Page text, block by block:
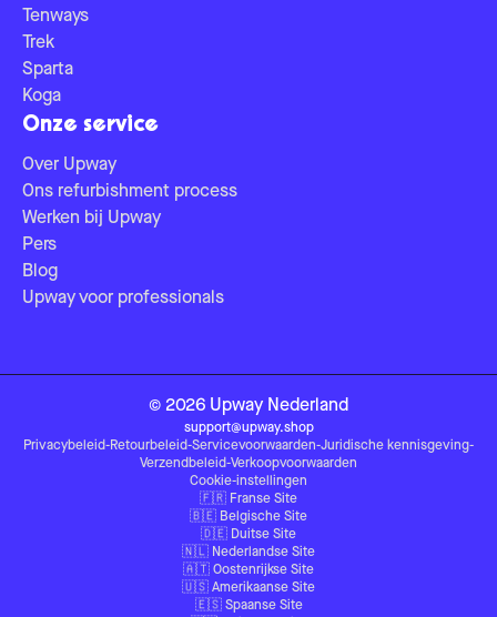
Tenways
Trek
Sparta
Koga
Onze service
Over Upway
Ons refurbishment process
Werken bij Upway
Pers
Blog
Upway voor professionals
© 2026 Upway Nederland
support@upway.shop
Privacybeleid-Retourbeleid-Servicevoorwaarden-Juridische kennisgeving-
Verzendbeleid-Verkoopvoorwaarden
Cookie-instellingen
🇫🇷 Franse Site
🇧🇪 Belgische Site
🇩🇪 Duitse Site
🇳🇱 Nederlandse Site
🇦🇹 Oostenrijkse Site
🇺🇸 Amerikaanse Site
🇪🇸 Spaanse Site